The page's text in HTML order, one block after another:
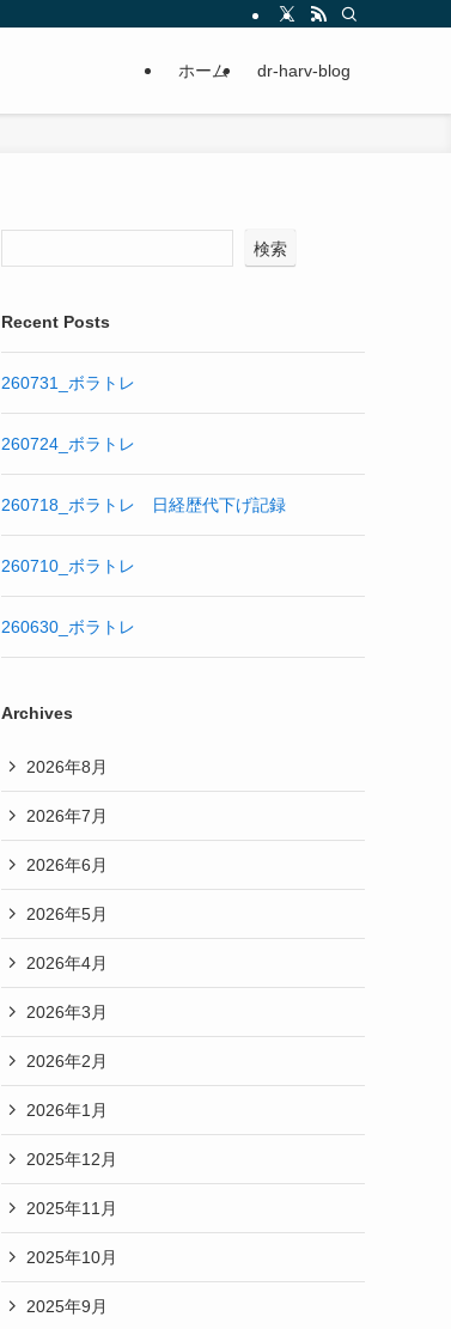
ホーム dr-harv-blog
検索
Recent Posts
260731_ボラトレ
260724_ボラトレ
260718_ボラトレ 日経歴代下げ記録
260710_ボラトレ
260630_ボラトレ
Archives
2026年8月
2026年7月
2026年6月
2026年5月
2026年4月
2026年3月
2026年2月
2026年1月
2025年12月
2025年11月
2025年10月
2025年9月